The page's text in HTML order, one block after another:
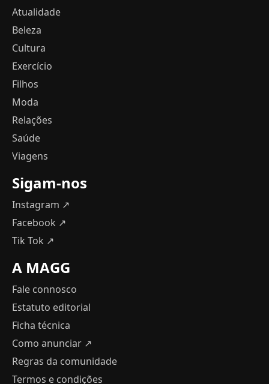
Atualidade
Beleza
Cultura
Exercício
Filhos
Moda
Relações
Saúde
Viagens
Sigam-nos
Instagram ↗
Facebook ↗
Tik Tok ↗
A MAGG
Fale connosco
Estatuto editorial
Ficha técnica
Como anunciar ↗
Regras da comunidade
Termos e condições